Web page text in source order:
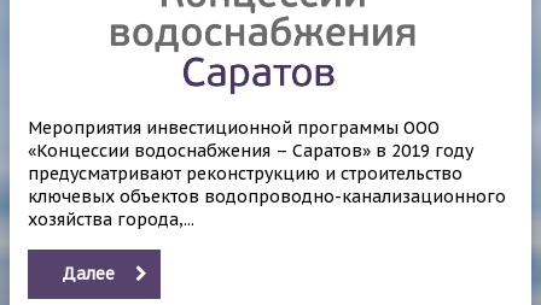
Мероприятия инвестиционной программы ООО
«Концессии водоснабжения – Саратов» в 2019 году
предусматривают реконструкцию и строительство
ключевых объектов водопроводно-канализационного
хозяйства города,...
Далее